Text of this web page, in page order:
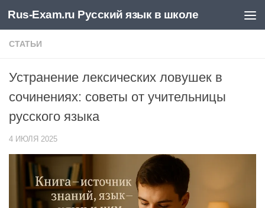
Перейти к содержимому
Rus-Exam.ru Русский язык в школе
СТАТЬИ
Устранение лексических ловушек в
сочинениях: советы от учительницы
русского языка
4 ИЮЛЯ 2025